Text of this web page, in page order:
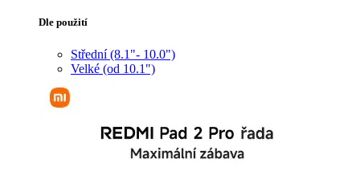
Dle použití
Střední (8.1"- 10.0")
Velké (od 10.1")